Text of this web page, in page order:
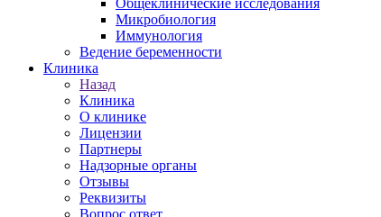
Общеклинические исследования
Микробиология
Иммунология
Ведение беременности
Клиника
Назад
Клиника
О клинике
Лицензии
Партнеры
Надзорные органы
Отзывы
Реквизиты
Вопрос ответ